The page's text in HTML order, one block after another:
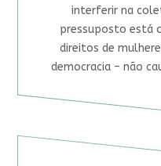
interferir na
pressuposto está
direitos de
democracia – não